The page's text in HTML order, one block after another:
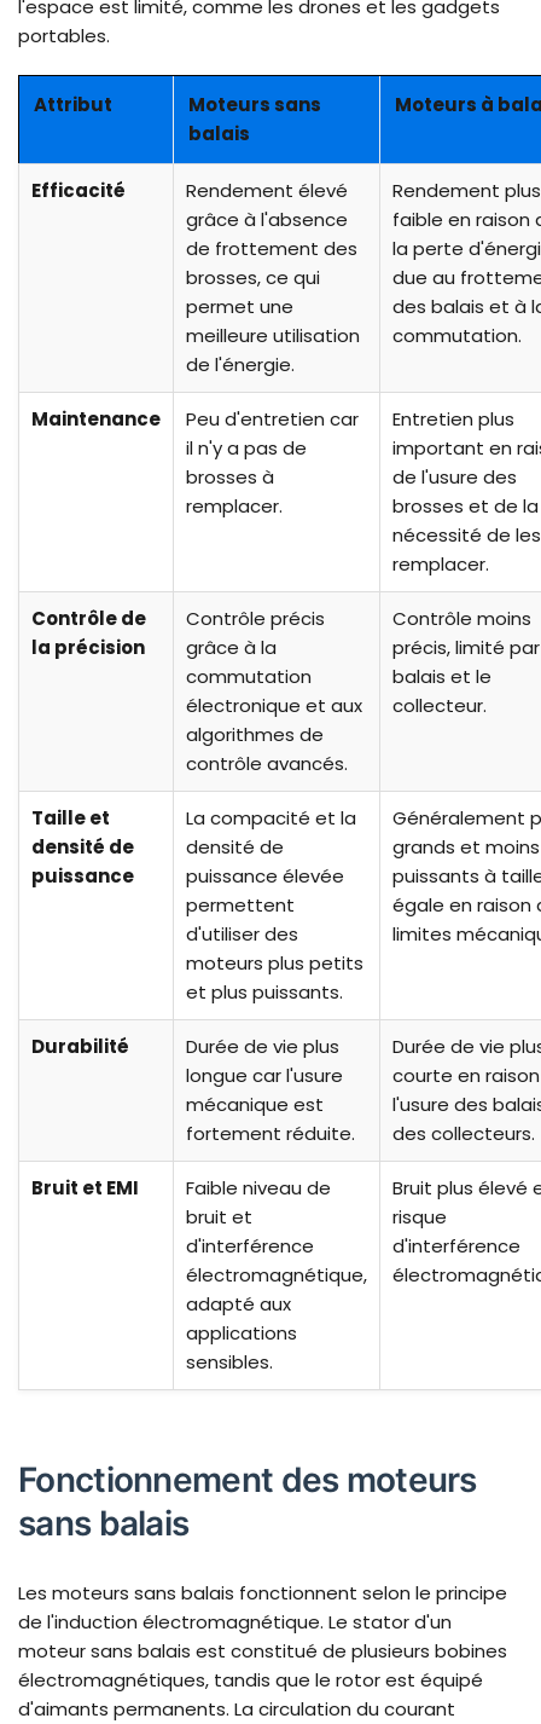
l'espace est limité, comme les drones et les gadgets
portables.
Attribut
Moteurs sans
balais
Moteurs à
Efficacité
Rendement élevé
grâce à l'absence
de frottement des
brosses, ce qui
permet une
meilleure utilisation
de l'énergie.
Rendement plus
faible en raison
la perte
due au
des balais et à
commutation.
Maintenance
Peu d'entretien car
il n'y a pas de
brosses à
remplacer.
Entretien plus
important en
de l'usure des
brosses et de la
nécessité de les
remplacer.
Contrôle de
la précision
Contrôle précis
grâce à la
commutation
électronique et aux
algorithmes de
contrôle avancés.
Contrôle moins
précis, limité
balais et le
collecteur.
Taille et
densité de
puissance
La compacité et la
densité de
puissance élevée
permettent
d'utiliser des
moteurs plus petits
et plus puissants.
Généralement
grands et moins
puissants à
égale en raison
limites
Durabilité
Durée de vie plus
longue car l'usure
mécanique est
fortement réduite.
Durée de vie
courte en
l'usure des
des collecteurs.
Bruit et EMI
Faible niveau de
bruit et
d'interférence
électromagnétique,
adapté aux
applications
sensibles.
Bruit plus élevé
risque
d'interférence
Fonctionnement des moteurs
sans balais
Les moteurs sans balais fonctionnent selon le principe
de l'induction électromagnétique. Le stator d'un
moteur sans balais est constitué de plusieurs bobines
électromagnétiques, tandis que le rotor est équipé
d'aimants permanents. La circulation du courant